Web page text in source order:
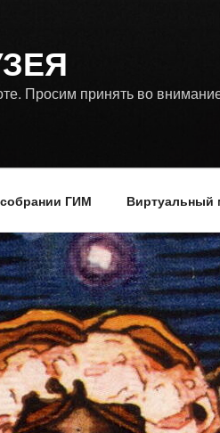
Просим принять во
ГИМ Виртуальный